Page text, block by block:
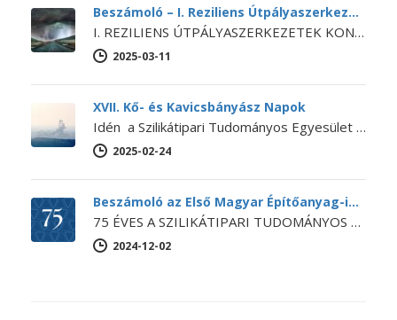
Beszámoló – I. Reziliens Útpályaszerkezetek Konferencia
I. REZILIENS ÚTPÁLYASZERKEZETEK KONFERENCIA Az SZTE Beton szakosztálya, a BME Építőanyagok és Magasépítés Tanszéke és Út és Vasútépítési Tanszéke, a Budapesti…
2025-03-11
XVII. Kő- és Kavicsbányász Napok
Idén a Szilikátipari Tudományos Egyesület és a Magyar Bányászati Szövetség közös szervezésében kerül megrendezésre a XVII. Kő- és Kavicsbányász Napok Konferencia…
2025-02-24
Beszámoló az Első Magyar Építőanyag-ipari Konferenciáról
75 ÉVES A SZILIKÁTIPARI TUDOMÁNYOS EGYESÜLET Első Magyar Építőanyag-ipari Konferencia Egyesületünk ebből az alkalomból 2024. november 14-15-én megrendezte az Első…
2024-12-02